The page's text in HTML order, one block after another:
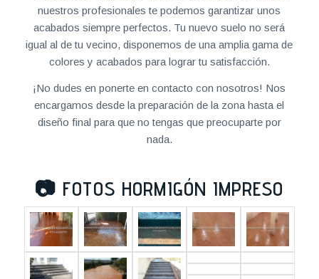
nuestros profesionales te podemos garantizar unos
acabados siempre perfectos. Tu nuevo suelo no será
igual al de tu vecino, disponemos de una amplia gama de
colores y acabados para lograr tu satisfacción.
¡No dudes en ponerte en contacto con nosotros! Nos
encargamos desde la preparación de la zona hasta el
diseño final para que no tengas que preocuparte por
nada.
📷 FOTOS HORMIGÓN IMPRESO